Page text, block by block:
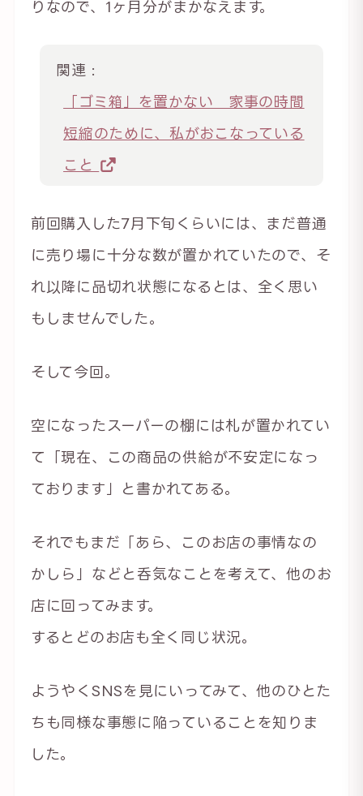
りなので、1ヶ月分がまかなえます。
関連 :
「ゴミ箱」を置かない 家事の時間
短縮のために、私がおこなっている
こと
前回購入した7月下旬くらいには、まだ普通
に売り場に十分な数が置かれていたので、そ
れ以降に品切れ状態になるとは、全く思い
もしませんでした。
そして今回。
空になったスーパーの棚には札が置かれてい
て「現在、この商品の供給が不安定になっ
ております」と書かれてある。
それでもまだ「あら、このお店の事情なの
かしら」などと呑気なことを考えて、他のお
店に回ってみます。
するとどのお店も全く同じ状況。
ようやくSNSを見にいってみて、他のひとた
ちも同様な事態に陥っていることを知りま
した。